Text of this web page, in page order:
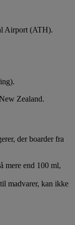
Airport (ATH).
Zealand.
der boarder fra
mere end 100 ml,
madvarer, kan ikke